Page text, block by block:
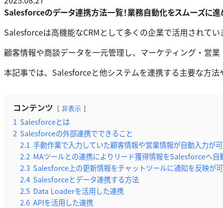
Salesforceのデータ連携方法一覧！業務自動化をスムーズに進
Salesforceは高機能なCRMとして多くの企業で活用されて
顧客情報や商談データを一元管理し、マーケティング・営
本記事では、Salesforceと他システムを連携する主要な方
コンテンツ 非表示
1 Salesforceとは
2 Salesforceの外部連携でできること
2.1 手動作業で入力していた顧客情報や営業情報が自動入力が
2.2 MAツールとの連携によりリード獲得情報をSalesforceへ自
2.3 Salesforce上の更新情報をチャットツールに通知を反映が
2.4 Salesforceとデータ連携する方法
2.5 Data Loaderを活用した連携
2.6 APIを活用した連携